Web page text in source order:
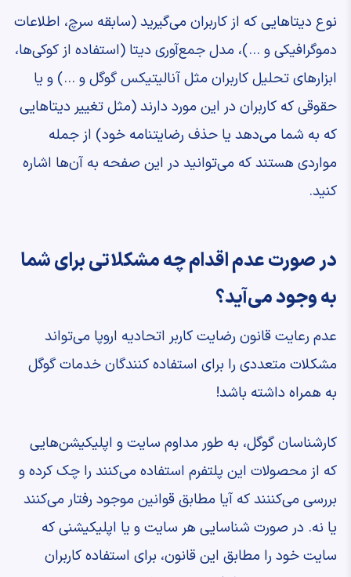
نوع دیتاهایی که از کاربران می‌گیرید (سابقه سرچ، اطلاعات
دموگرافیکی و …)، مدل جمع‌آوری دیتا (استفاده از کوکی‌ها،
ابزارهای تحلیل کاربران مثل آنالیتیکس گوگل و …) و یا
حقوقی که کاربران در این مورد دارند (مثل تغییر دیتاهایی
که به شما می‌دهد یا حذف رضایتنامه خود) از جمله
مواردی هستند که می‌توانید در این صفحه به آن‌ها اشاره
کنید.
در صورت عدم اقدام چه مشکلاتی برای شما
به وجود می‌آید؟
عدم رعایت قانون رضایت کاربر اتحادیه اروپا می‌تواند
مشکلات متعددی را برای استفاده کنندگان خدمات گوگل
به همراه داشته باشد!
کارشناسان گوگل، به طور مداوم سایت و اپلیکیشن‌هایی
که از محصولات این پلتفرم استفاده می‌کنند را چک کرده و
بررسی می‌کننند که آیا مطابق قوانین موجود رفتار می‌کنند
یا نه. در صورت شناسایی هر سایت و یا اپلیکیشنی که
سایت خود را مطابق این قانون، برای استفاده کاربران